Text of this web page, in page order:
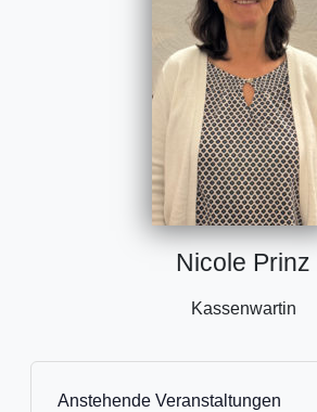
Nicole Prinz
Kassenwartin
Anstehende Veranstaltungen